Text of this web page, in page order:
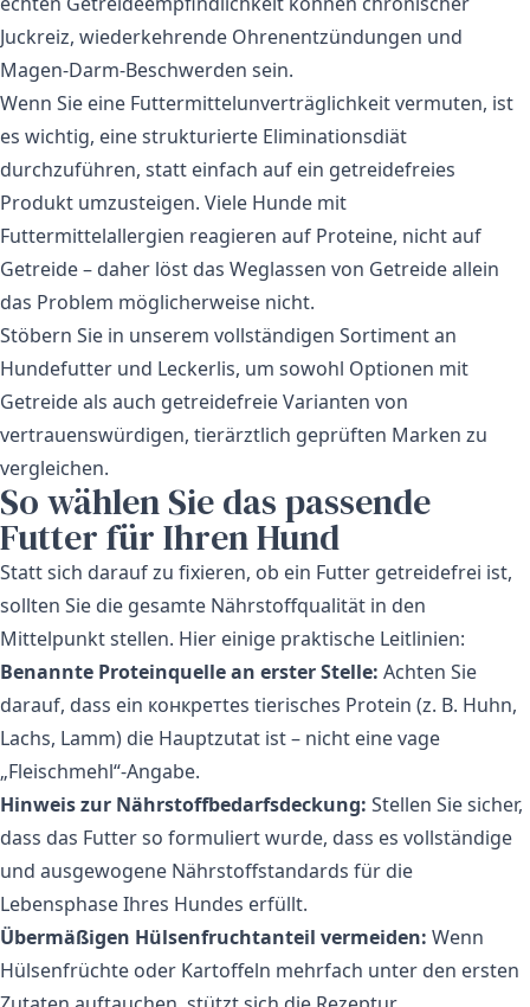
Juckreiz, wiederkehrende Ohrenentzündungen und
Magen‑Darm‑Beschwerden sein.
Wenn Sie eine Futtermittelunverträglichkeit vermuten, ist
es wichtig, eine strukturierte Eliminationsdiät
durchzuführen, statt einfach auf ein getreidefreies
Produkt umzusteigen. Viele Hunde mit
Futtermittelallergien reagieren auf Proteine, nicht auf
Getreide – daher löst das Weglassen von Getreide allein
das Problem möglicherweise nicht.
Stöbern Sie in unserem vollständigen Sortiment an
Hundefutter und Leckerlis, um sowohl Optionen mit
Getreide als auch getreidefreie Varianten von
vertrauenswürdigen, tierärztlich geprüften Marken zu
vergleichen.
So wählen Sie das passende
Futter für Ihren Hund
Statt sich darauf zu fixieren, ob ein Futter getreidefrei ist,
sollten Sie die gesamte Nährstoffqualität in den
Mittelpunkt stellen. Hier einige praktische Leitlinien:
Benannte Proteinquelle an erster Stelle: Achten Sie
darauf, dass ein конкретtes tierisches Protein (z. B. Huhn,
Lachs, Lamm) die Hauptzutat ist – nicht eine vage
„Fleischmehl“-Angabe.
Hinweis zur Nährstoffbedarfsdeckung: Stellen Sie sicher,
dass das Futter so formuliert wurde, dass es vollständige
und ausgewogene Nährstoffstandards für die
Lebensphase Ihres Hundes erfüllt.
Übermäßigen Hülsenfruchtanteil vermeiden: Wenn
Hülsenfrüchte oder Kartoffeln mehrfach unter den ersten